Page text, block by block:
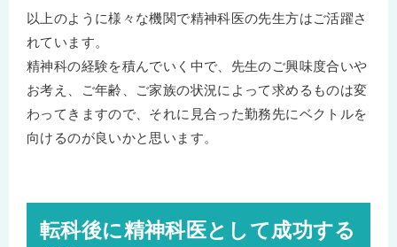
以上のように様々な機関で精神科医の先生方はご活躍さ
れています。
精神科の経験を積んでいく中で、先生のご興味度合いや
お考え、ご年齢、ご家族の状況によって求めるものは変
わってきますので、それに見合った勤務先にベクトルを
向けるのが良いかと思います。
転科後に精神科医として成功する